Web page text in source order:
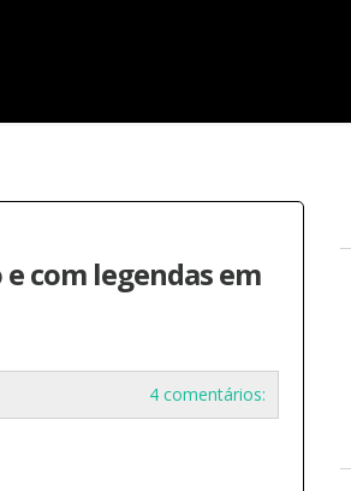
com legendas em
4 comentários: